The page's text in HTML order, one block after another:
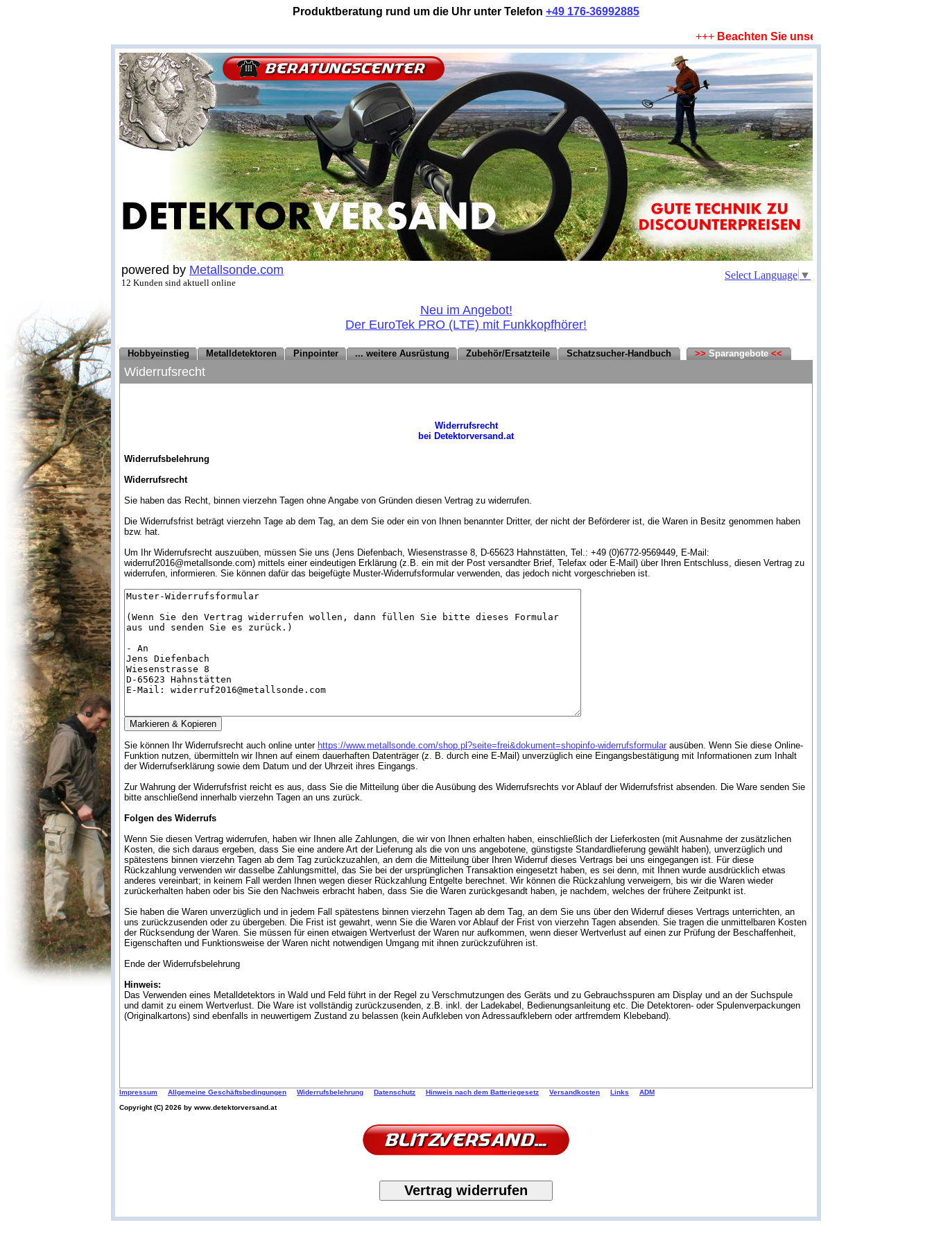
Produktberatung rund um die Uhr unter Telefon +49 176-36992885
+++Beachten Sie unsere Sparangebote !
powered by Metallsonde.com
12 Kunden sind aktuell online
Select Language ▼
Neu im Angebot!
Der EuroTek PRO (LTE) mit Funkkopfhörer!
Hobbyeinstieg Metalldetektoren Pinpointer ... weitere Ausrüstung Zubehör/Ersatzteile Schatzsucher-Handbuch >> Sparangebote <<
Widerrufsrecht
Widerrufsrecht
bei Detektorversand.at
Widerrufsbelehrung
Widerrufsrecht
Sie haben das Recht, binnen vierzehn Tagen ohne Angabe von Gründen diesen Vertrag zu widerrufen.
Die Widerrufsfrist beträgt vierzehn Tage ab dem Tag, an dem Sie oder ein von Ihnen benannter Dritter, der nicht der Beförderer ist, die Waren in Besitz genommen haben
bzw. hat.
Um Ihr Widerrufsrecht auszuüben, müssen Sie uns (Jens Diefenbach, Wiesenstrasse 8, D-65623 Hahnstätten, Tel.: +49 (0)6772-9569449, E-Mail:
widerruf2016@metallsonde.com) mittels einer eindeutigen Erklärung (z.B. ein mit der Post versandter Brief, Telefax oder E-Mail) über Ihren Entschluss, diesen Vertrag zu
widerrufen, informieren. Sie können dafür das beigefügte Muster-Widerrufsformular verwenden, das jedoch nicht vorgeschrieben ist.
Sie können Ihr Widerrufsrecht auch online unter https://www.metallsonde.com/shop.pl?seite=frei&dokument=shopinfo-widerrufsformular ausüben. Wenn Sie diese Online-
Funktion nutzen, übermitteln wir Ihnen auf einem dauerhaften Datenträger (z. B. durch eine E-Mail) unverzüglich eine Eingangsbestätigung mit Informationen zum Inhalt
der Widerrufserklärung sowie dem Datum und der Uhrzeit ihres Eingangs.
Zur Wahrung der Widerrufsfrist reicht es aus, dass Sie die Mitteilung über die Ausübung des Widerrufsrechts vor Ablauf der Widerrufsfrist absenden. Die Ware senden Sie
bitte anschließend innerhalb vierzehn Tagen an uns zurück.
Folgen des Widerrufs
Wenn Sie diesen Vertrag widerrufen, haben wir Ihnen alle Zahlungen, die wir von Ihnen erhalten haben, einschließlich der Lieferkosten (mit Ausnahme der zusätzlichen
Kosten, die sich daraus ergeben, dass Sie eine andere Art der Lieferung als die von uns angebotene, günstigste Standardlieferung gewählt haben), unverzüglich und
spätestens binnen vierzehn Tagen ab dem Tag zurückzuzahlen, an dem die Mitteilung über Ihren Widerruf dieses Vertrags bei uns eingegangen ist. Für diese
Rückzahlung verwenden wir dasselbe Zahlungsmittel, das Sie bei der ursprünglichen Transaktion eingesetzt haben, es sei denn, mit Ihnen wurde ausdrücklich etwas
anderes vereinbart; in keinem Fall werden Ihnen wegen dieser Rückzahlung Entgelte berechnet. Wir können die Rückzahlung verweigern, bis wir die Waren wieder
zurückerhalten haben oder bis Sie den Nachweis erbracht haben, dass Sie die Waren zurückgesandt haben, je nachdem, welches der frühere Zeitpunkt ist.
Sie haben die Waren unverzüglich und in jedem Fall spätestens binnen vierzehn Tagen ab dem Tag, an dem Sie uns über den Widerruf dieses Vertrags unterrichten, an
uns zurückzusenden oder zu übergeben. Die Frist ist gewahrt, wenn Sie die Waren vor Ablauf der Frist von vierzehn Tagen absenden. Sie tragen die unmittelbaren Kosten
der Rücksendung der Waren. Sie müssen für einen etwaigen Wertverlust der Waren nur aufkommen, wenn dieser Wertverlust auf einen zur Prüfung der Beschaffenheit,
Eigenschaften und Funktionsweise der Waren nicht notwendigen Umgang mit ihnen zurückzuführen ist.
Ende der Widerrufsbelehrung
Hinweis:
Das Verwenden eines Metalldetektors in Wald und Feld führt in der Regel zu Verschmutzungen des Geräts und zu Gebrauchsspuren am Display und an der Suchspule
und damit zu einem Wertverlust. Die Ware ist vollständig zurückzusenden, z.B. inkl. der Ladekabel, Bedienungsanleitung etc. Die Detektoren- oder Spulenverpackungen
(Originalkartons) sind ebenfalls in neuwertigem Zustand zu belassen (kein Aufkleben von Adressaufklebern oder artfremdem Klebeband).
Impressum Allgemeine Geschäftsbedingungen Widerrufsbelehrung Datenschutz Hinweis nach dem Batteriegesetz Versandkosten Links
ADM
Copyright (C) 2026 by www.detektorversand.at